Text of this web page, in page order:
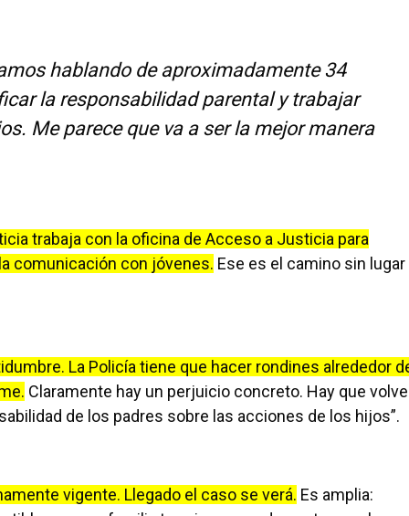
hablando de aproximadamente 34
la responsabilidad parental y trabajar
Me parece que va a ser la mejor manera
trabaja con la oficina de Acceso a Justicia para
comunicación con jóvenes. Ese es el camino sin lugar
La Policía tiene que hacer rondines alrededor
Claramente hay un perjuicio concreto. Hay que
de los padres sobre las acciones de los hijos”.
vigente. Llegado el caso se verá. Es amplia: